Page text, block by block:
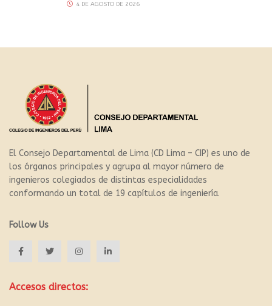
4 DE AGOSTO DE 2026
El Consejo Departamental de Lima (CD Lima – CIP) es uno de
los órganos principales y agrupa al mayor número de
ingenieros colegiados de distintas especialidades
conformando un total de 19 capítulos de ingeniería.
Follow Us
Accesos directos: